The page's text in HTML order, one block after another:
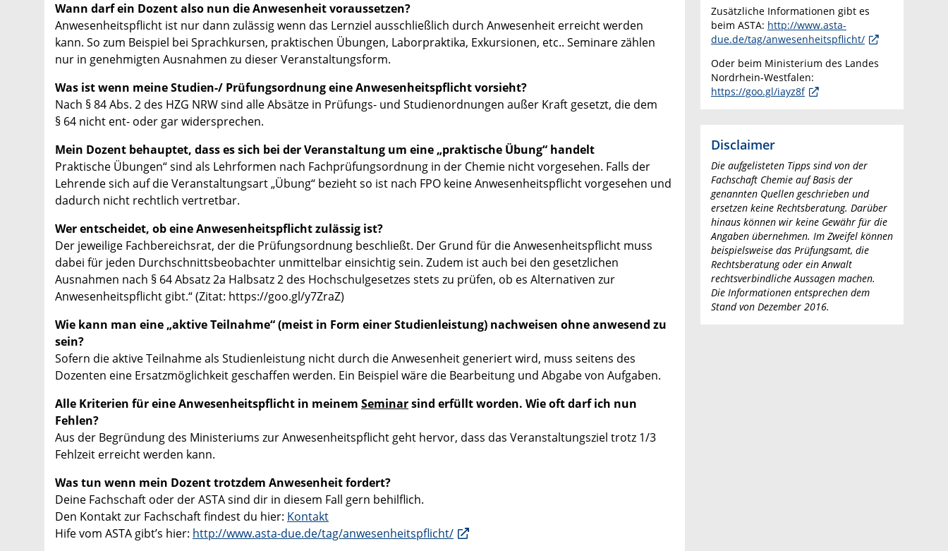
Wann darf ein Dozent also nun die Anwesenheit voraussetzen?
Anwesenheitspflicht ist nur dann zulässig wenn das Lernziel ausschließlich durch Anwesenheit erreicht werden
kann. So zum Beispiel bei Sprachkursen, praktischen Übungen, Laborpraktika, Exkursionen, etc.. Seminare zählen
nur in genehmigten Ausnahmen zu dieser Veranstaltungsform.
Was ist wenn meine Studien-/ Prüfungsordnung eine Anwesenheitspflicht vorsieht?
Nach § 84 Abs. 2 des HZG NRW sind alle Absätze in Prüfungs- und Studienordnungen außer Kraft gesetzt, die dem
§ 64 nicht ent- oder gar widersprechen.
Mein Dozent behauptet, dass es sich bei der Veranstaltung um eine „praktische Übung“ handelt
Praktische Übungen“ sind als Lehrformen nach Fachprüfungsordnung in der Chemie nicht vorgesehen. Falls der
Lehrende sich auf die Veranstaltungsart „Übung“ bezieht so ist nach FPO keine Anwesenheitspflicht vorgesehen und
dadurch nicht rechtlich vertretbar.
Wer entscheidet, ob eine Anwesenheitspflicht zulässig ist?
Der jeweilige Fachbereichsrat, der die Prüfungsordnung beschließt. Der Grund für die Anwesenheitspflicht muss
dabei für jeden Durchschnittsbeobachter unmittelbar einsichtig sein. Zudem ist auch bei den gesetzlichen
Ausnahmen nach § 64 Absatz 2a Halbsatz 2 des Hochschulgesetzes stets zu prüfen, ob es Alternativen zur
Anwesenheitspflicht gibt.“ (Zitat: https://goo.gl/y7ZraZ)
Wie kann man eine „aktive Teilnahme“ (meist in Form einer Studienleistung) nachweisen ohne anwesend zu
sein?
Sofern die aktive Teilnahme als Studienleistung nicht durch die Anwesenheit generiert wird, muss seitens des
Dozenten eine Ersatzmöglichkeit geschaffen werden. Ein Beispiel wäre die Bearbeitung und Abgabe von Aufgaben.
Alle Kriterien für eine Anwesenheitspflicht in meinem Seminarsind erfüllt worden. Wie oft darf ich nun
Fehlen?
Aus der Begründung des Ministeriums zur Anwesenheitspflicht geht hervor, dass das Veranstaltungsziel trotz 1/3
Fehlzeit erreicht werden kann.
Was tun wenn mein Dozent trotzdem Anwesenheit fordert?
Deine Fachschaft oder der ASTA sind dir in diesem Fall gern behilflich.
Den Kontakt zur Fachschaft findest du hier: Kontakt
Hife vom ASTA gibt’s hier: http://www.asta-due.de/tag/anwesenheitspflicht/
Zusätzliche Informationen gibt es
beim ASTA: http://www.asta-
due.de/tag/anwesenheitspflicht/
Oder beim Ministerium des Landes
Nordrhein-Westfalen:
https://goo.gl/iayz8f
Disclaimer
Die aufgelisteten Tipps sind von der
Fachschaft Chemie auf Basis der
genannten Quellen geschrieben und
ersetzen keine Rechtsberatung. Darüber
hinaus können wir keine Gewähr für die
Angaben übernehmen. Im Zweifel können
beispielsweise das Prüfungsamt, die
Rechtsberatung oder ein Anwalt
rechtsverbindliche Aussagen machen.
Die Informationen entsprechen dem
Stand von Dezember 2016.